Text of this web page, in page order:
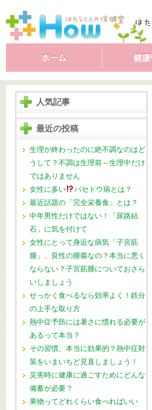
人気記事
最近の投稿
生理が終わったのに絶不調なのはど
うして？不調は生理前～生理中だけ
ではありません
女性に多い
バセドウ病とは？
最近話題の「完全栄養食」とは？
中年男性だけではない！「尿路結
石」に気を付けて
女性にとって身近な病気「子宮筋
腫」、良性の腫瘍なの？本当に悪く
ならない？子宮筋腫についておさら
いしましょう
せっかく食べるなら効率よく！鉄分
の上手な取り方
熱中症予防には暑さに慣れる必要が
あるって本当？
その習慣、本当に効果的？熱中症対
策をいまいちど見直しましょう！
災害時に健康に過ごすためにどんな
備蓄が必要？
果物ってどれくらい食べればいい